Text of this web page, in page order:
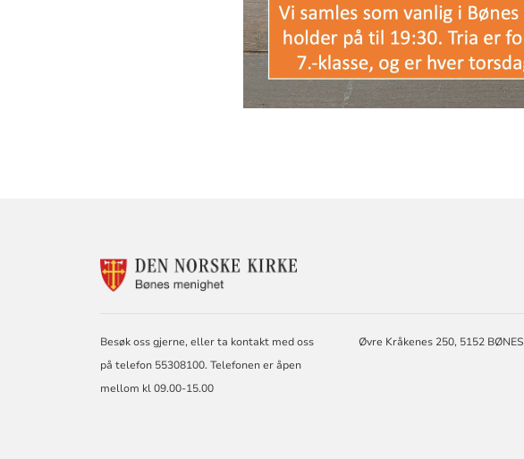
KONTAKTINFORMASJON
Besøk oss gjerne, eller ta kontakt med oss
på telefon 55308100. Telefonen er åpen
mellom kl 09.00-15.00
Øvre Kråkenes 250, 5152 BØNES